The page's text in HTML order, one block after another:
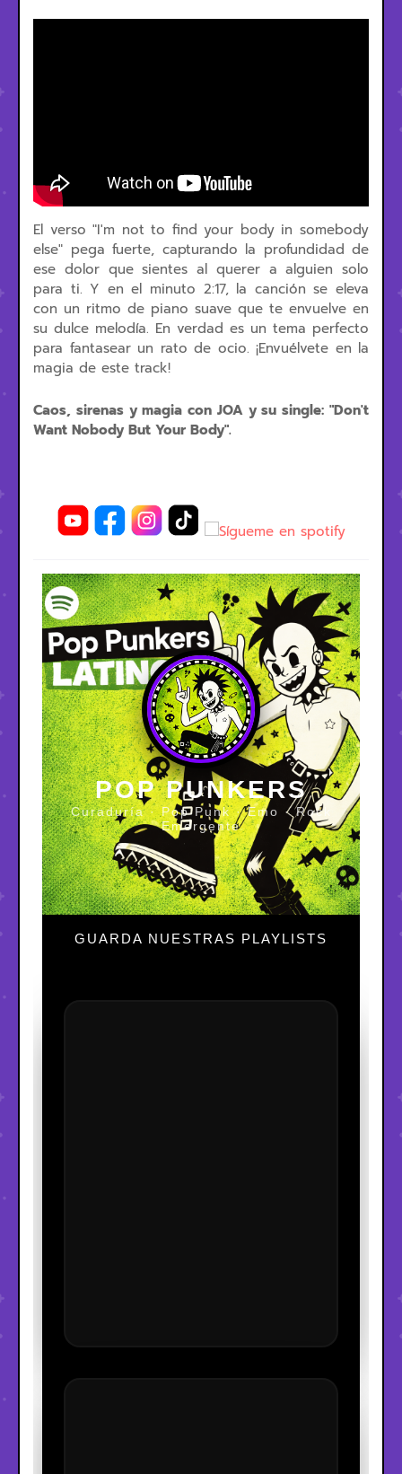
El verso "I'm not to find your body in somebody
else" pega fuerte, capturando la profundidad de
ese dolor que sientes al querer a alguien solo
para ti. Y en el minuto 2:17, la canción se eleva
con un ritmo de piano suave que te envuelve en
su dulce melodía. En verdad es un tema perfecto
para fantasear un rato de ocio. ¡Envuélvete en la
magia de este track!
Caos, sirenas y magia con JOA y su single: "Don't
Want Nobody But Your Body".
POP PUNKERS
Curaduría · Pop Punk · Emo · Rock
Emergente
GUARDA NUESTRAS PLAYLISTS